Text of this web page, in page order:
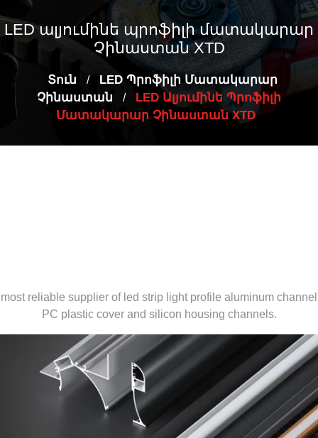
LED ալյումինե պրոֆիլի մատակարար
Չինաստան XTD
Տուն /
LED Պրոֆիլի Մատակարար
Չինաստան
/
LED Ալյումինե Պրոֆիլի
Մատակարար Չինաստան XTD
reliable supplier of led strip light profile aluminum
PC plastic cover and silicon housing channels.